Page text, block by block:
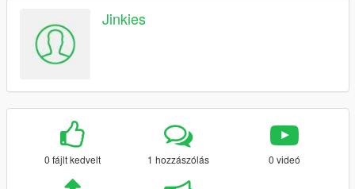
Jinkies
0 fájlt kedvelt 1 hozzászólás 0 videó